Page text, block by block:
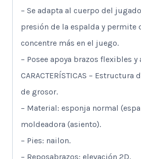
– Se adapta al cuerpo del
presión de la espalda y permite
concentre más en el juego.
– Posee apoya brazos flexibles y
CARACTERÍSTICAS – Estructura
de grosor.
– Material: esponja normal
moldeadora (asiento).
– Pies: nailon.
– Reposabrazos: elevación 2D.